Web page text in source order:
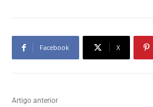
Facebook X
Artigo anterior